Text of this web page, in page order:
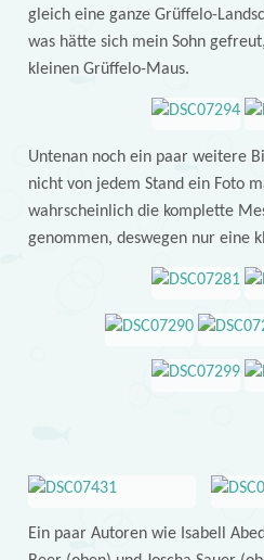
gleich eine ganze Grüffelo-
was hätte sich mein Sohn
kleinen Grüffelo-Maus.
Untenan noch ein paar weitere
nicht von jedem Stand ein Foto
wahrscheinlich die komplette
genommen, deswegen nur eine
Ein paar Autoren wie Isabell